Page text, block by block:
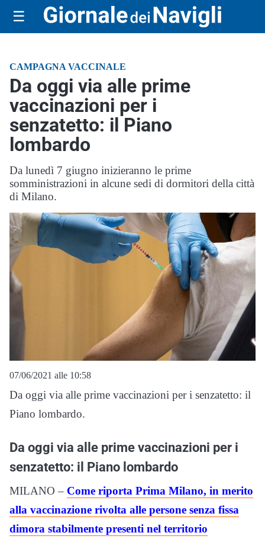
☰
CAMPAGNA VACCINALE
Da oggi via alle prime
vaccinazioni per i
senzatetto: il Piano
lombardo
Da lunedì 7 giugno inizieranno le prime
somministrazioni in alcune sedi di dormitori della città
di Milano.
07/06/2021 alle 10:58
Da oggi via alle prime vaccinazioni per i senzatetto: il
Piano lombardo.
Da oggi via alle prime vaccinazioni per i
senzatetto: il Piano lombardo
MILANO – Come riporta Prima Milano, in merito
alla vaccinazione rivolta alle persone senza fissa
dimora stabilmente presenti nel territorio